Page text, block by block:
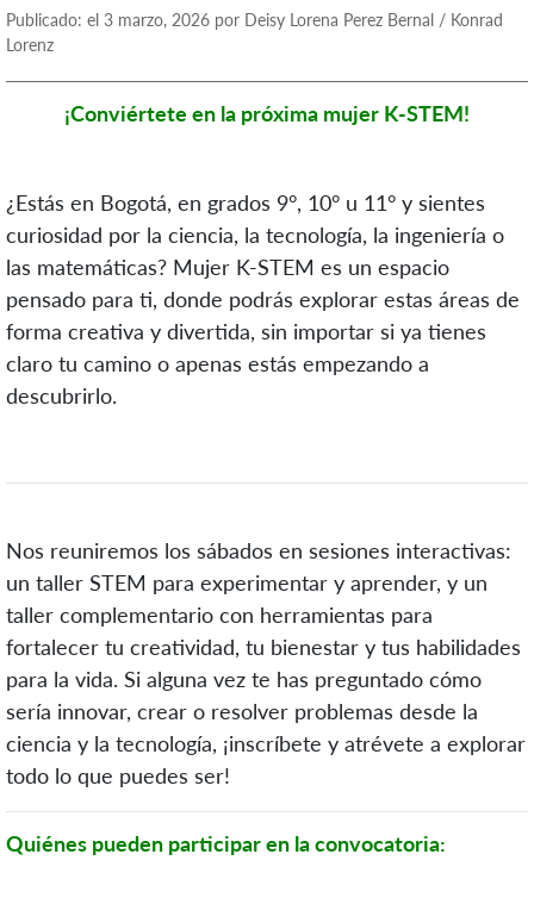
Publicado: el 3 marzo, 2026 por Deisy Lorena Perez Bernal / Konrad
Lorenz
¡Conviértete en la próxima mujer K-STEM!
¿Estás en Bogotá, en grados 9°, 10° u 11° y sientes
curiosidad por la ciencia, la tecnología, la ingeniería o
las matemáticas? Mujer K-STEM es un espacio
pensado para ti, donde podrás explorar estas áreas de
forma creativa y divertida, sin importar si ya tienes
claro tu camino o apenas estás empezando a
descubrirlo.
Nos reuniremos los sábados en sesiones interactivas:
un taller STEM para experimentar y aprender, y un
taller complementario con herramientas para
fortalecer tu creatividad, tu bienestar y tus habilidades
para la vida. Si alguna vez te has preguntado cómo
sería innovar, crear o resolver problemas desde la
ciencia y la tecnología, ¡inscríbete y atrévete a explorar
todo lo que puedes ser!
Quiénes pueden participar en la convocatoria: